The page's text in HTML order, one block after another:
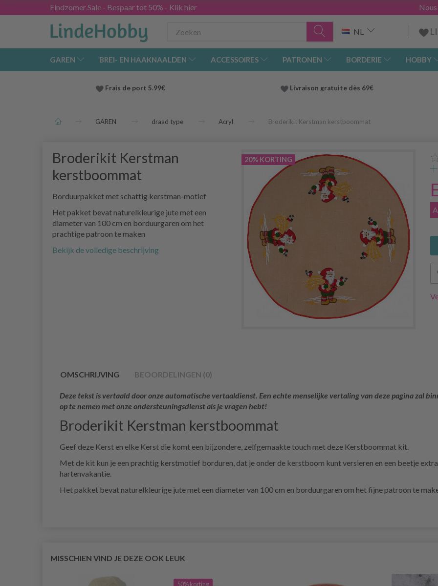
Eindzomer Sale - Bespaar tot 50% - Klik hier
NL
GAREN BREI- EN HAAKNAALDEN ACCESSOIRES PATRONEN BORDERIE HOBBY
Frais de port 5.99€ Livraison gratuite dès 69€
GAREN draad type Acryl Broderikit Kerstman kerstboommat
Broderikit Kerstman
kerstboommat
Borduurpakket met schattig kerstman-motief
Het pakket bevat naturelkleurige jute met een
diameter van 100 cm en borduurgaren om het
prachtige patroon te maken
Bekijk de volledige beschrijving
20% KORTING
OMSCHRIJVING BEOORDELINGEN (0)
Deze tekst is vertaald door onze automatische vertaaldienst. Een echte menselijke vertaling van deze pagina zal
op te nemen met onze ondersteuningsdienst als je vragen hebt!
Broderikit Kerstman kerstboommat
Geef deze Kerst en elke Kerst die komt een bijzondere, zelfgemaakte touch met deze Kerstboommat kit.
Met de kit kun je een prachtig kerstmotief borduren, dat je onder de kerstboom kunt versieren en een beetje
hartenvakantie.
Het pakket bevat naturelkleurige jute met een diameter van 100 cm en borduurgaren om het fijne patroon te
MISSCHIEN VIND JE DEZE OOK LEUK
50% korting